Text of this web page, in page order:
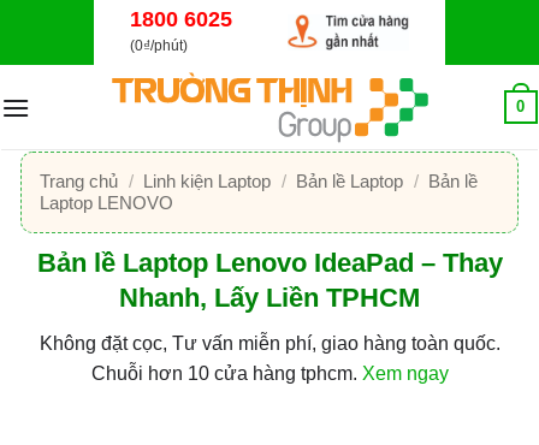
dung
1800 6025
(0₫/phút)
0
Trang chủ / Linh kiện Laptop / Bản lề Laptop / Bản lề
Laptop LENOVO
Bản lề Laptop Lenovo IdeaPad – Thay
Nhanh, Lấy Liền TPHCM
Không đặt cọc, Tư vấn miễn phí, giao hàng toàn quốc.
Chuỗi hơn 10 cửa hàng tphcm. Xem ngay